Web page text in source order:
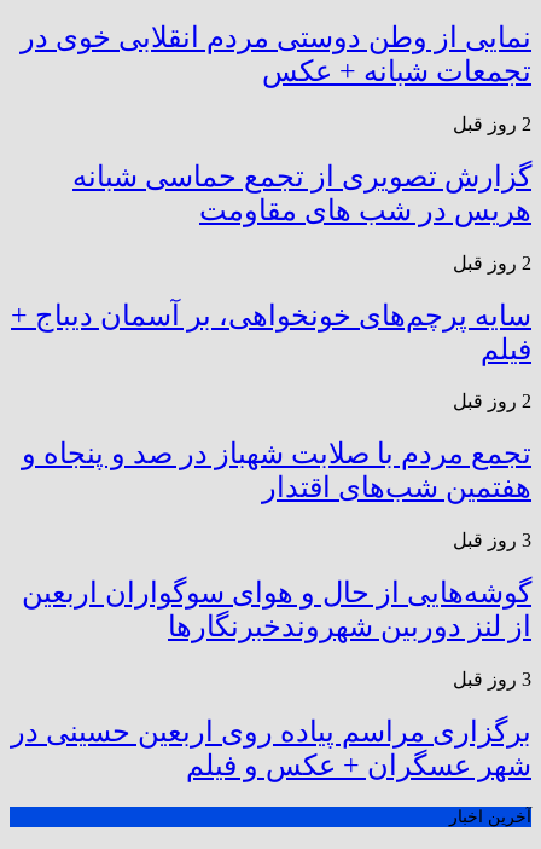
نمایی از وطن دوستی مردم انقلابی خوی در
تجمعات شبانه + عکس
2 روز قبل
گزارش تصویری از تجمع حماسی شبانه
هریس در شب های مقاومت
2 روز قبل
سایه پرچم‌های خونخواهی، بر آسمان دیباج +
فیلم
2 روز قبل
تجمع مردم با صلابت شهباز در صد و پنجاه و
هفتمین شب‌های اقتدار
3 روز قبل
گوشه‌هایی از حال و هوای سوگواران اربعین
از لنز دوربین شهروندخبرنگار‌ها
3 روز قبل
برگزاری مراسم پیاده روی اربعین حسینی در
شهر عسگران + عکس و فیلم
آخرین اخبار